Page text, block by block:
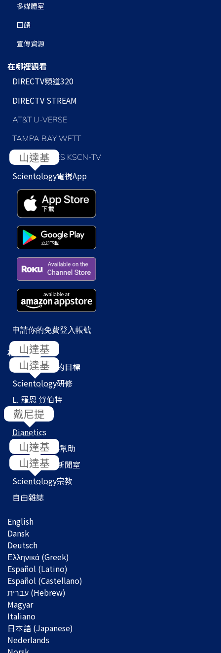
多媒體室
回饋
宣傳資源
在哪裡觀看
DIRECTV頻道320
DIRECTV STREAM
AT&T U-VERSE
TAMPA BAY WFTT
LOS ANGELES KSCN-TV
Scientology電視App
申請你的免費登入帳號
相關網站
Scientology
的目標
Scientology研修
L. 羅恩 賀伯特
教會搜尋器
Dianetics
我們如何提供幫助
Scientology
新聞室
Scientology宗教
自由雜誌
English
Dansk
Deutsch
Ελληνικά (Greek)
Español (Latino)
Español (Castellano)
Magyar
Italiano
日本語 (Japanese)
Nederlands